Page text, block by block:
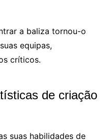
a baliza tornou-o
equipas,
críticos.
de criação
suas habilidades de